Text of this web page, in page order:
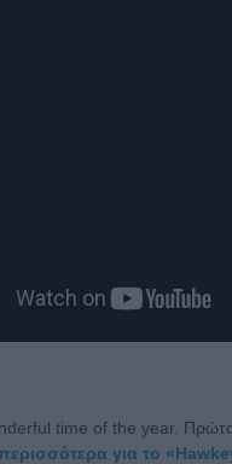
time of the year. Πρώτο
για το